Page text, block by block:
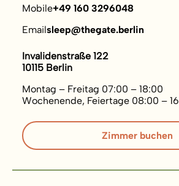
Mobile+49 160 3296048
Emailsleep@thegate.berlin
Invalidenstraße 122
10115 Berlin
Montag – Freitag 07:00 – 18:00
Wochenende, Feiertage 08:00 –
Zimmer buchen